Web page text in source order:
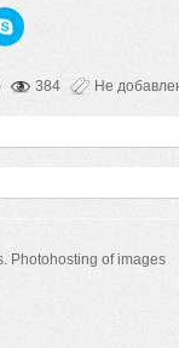
384 Не
Photohosting of images